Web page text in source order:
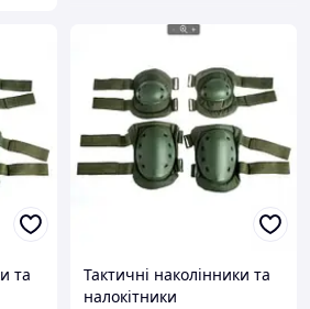
та
Тактичні наколінники та
налокітники